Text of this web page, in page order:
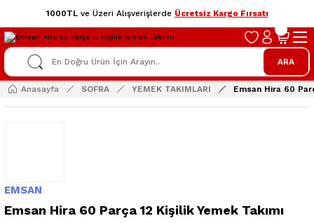
1000TLve Üzeri Alışverişlerde Ücretsiz Kargo Fırsatı
ARA
Anasayfa SOFRA YEMEK TAKIMLARI Emsan Hira 60
EMSAN
Emsan Hira 60 Parça 12 Kişilik Yemek Takımı